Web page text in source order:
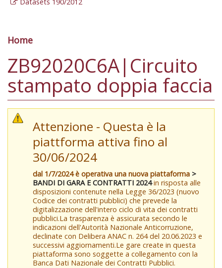
Tu sei qui
Home
ZB92020C6A|Circuito
stampato doppia faccia
Attenzione - Questa è la
piattforma attiva fino al
30/06/2024
dal 1/7/2024 è operativa una nuova piattaforma >
BANDI DI GARA E CONTRATTI 2024in risposta alle
disposizioni contenute nella Legge 36/2023 (nuovo
Codice dei contratti pubblici) che prevede la
digitalizzazione dell'intero ciclo di vita dei contratti
pubblici.La trasparenza è assicurata secondo le
indicazioni dell'Autorità Nazionale Anticorruzione,
declinate con Delibera ANAC n. 264 del 20.06.2023 e
successivi aggiornamenti.Le gare create in questa
piattaforma sono soggette a collegamento con la
Banca Dati Nazionale dei Contratti Pubblici.